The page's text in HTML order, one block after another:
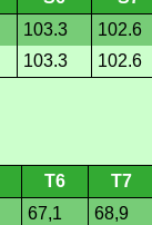
103.3 102.6
103.3 102.6
T6 T7
67,1 68,9